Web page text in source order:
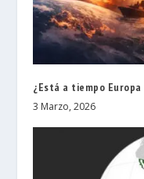
¿Está a tiempo
3 Marzo, 2026